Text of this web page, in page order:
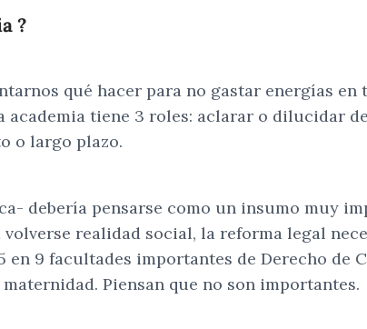
?
qué hacer para no gastar energías
academia tiene 3 roles: aclarar o dilucidar
o largo plazo.
debería pensarse como un insumo muy
realidad social, la reforma legal
9 facultades importantes de Derecho de
Piensan que no son importantes.